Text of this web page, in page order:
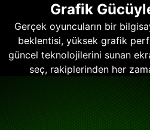
Grafik
Gerçek oyuncuların bir
beklentisi, yüksek grafik
güncel teknolojilerini sunan
seç, rakiplerinden her